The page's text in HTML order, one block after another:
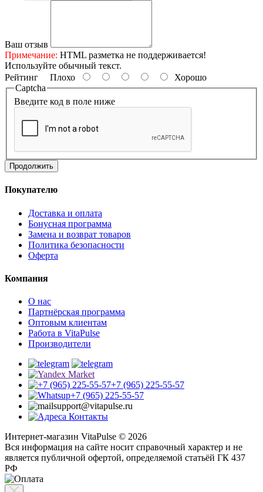
Ваш отзыв
Примечание: HTML разметка не поддерживается!
Используйте обычный текст.
Рейтинг Плохо
Хорошо
Captcha
Введите код в поле ниже
Продолжить
Покупателю
Доставка и оплата
Бонусная программа
Замена и возврат товаров
Политика безопасности
Оферта
Компания
О нас
Партнёрская программа
Оптовым клиентам
Работа в VitaPulse
Производители
+7 (965) 225-55-57
+7 (965) 225-55-57
support@vitapulse.ru
Контакты
Интернет-магазин VitaPulse © 2026
Вся информация на сайте носит справочный характер и не
является публичной офертой, определяемой статьёй ГК 437
РФ